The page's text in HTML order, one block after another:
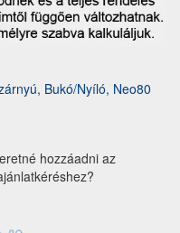
Bukó/Nyíló, Neo80
hozzáadni az